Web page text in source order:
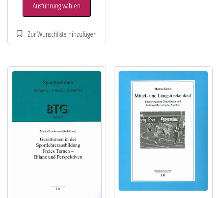
Ausführung wählen